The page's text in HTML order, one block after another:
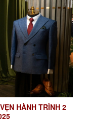
HÀNH TRÌNH 2